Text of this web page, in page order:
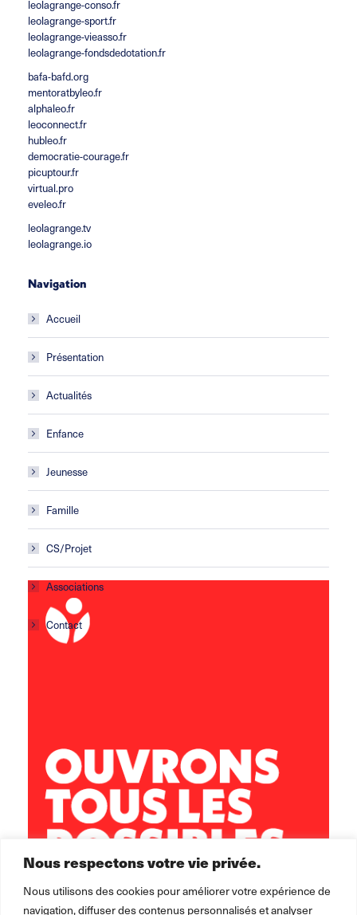
Nous respectons votre vie privée.
Nous utilisons des cookies pour améliorer votre expérience de
navigation, diffuser des contenus personnalisés et analyser
leolagrange-conso.fr
leolagrange-sport.fr
leolagrange-vieasso.fr
leolagrange-fondsdedotation.fr
bafa-bafd.org
mentoratbyleo.fr
alphaleo.fr
leoconnect.fr
hubleo.fr
democratie-courage.fr
picuptour.fr
virtual.pro
eveleo.fr
leolagrange.tv
leolagrange.io
Navigation
Accueil
Présentation
Actualités
Enfance
Jeunesse
Famille
CS/Projet
Associations
Contact
brest.horizons@leolagrange.org